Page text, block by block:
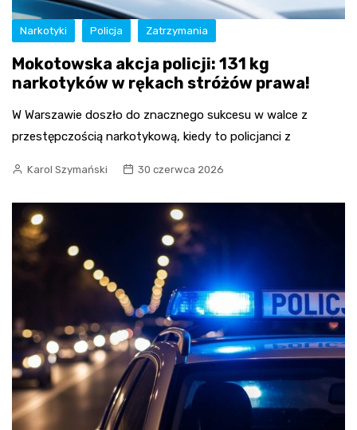
Narkotyki Policja Zatrzymania
Mokotowska akcja policji: 131 kg
narkotyków w rękach stróżów prawa!
W Warszawie doszło do znacznego sukcesu w walce z
przestępczością narkotykową, kiedy to policjanci z
Karol Szymański 30 czerwca 2026